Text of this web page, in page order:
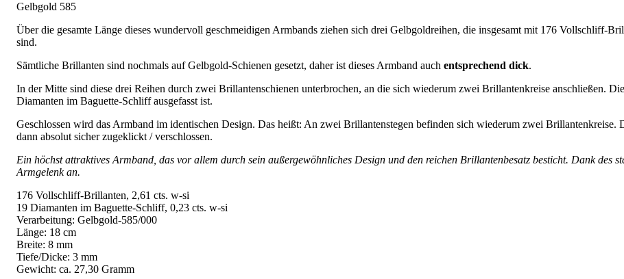
Gelbgold 585
Über die gesamte Länge dieses wundervoll geschmeidigen Armbands ziehen sich drei Gelbgoldreihen, die insgesamt mit 176 Vollschliff-
sind.
Sämtliche Brillanten sind nochmals auf Gelbgold-Schienen gesetzt, daher ist dieses Armband auch entsprechend dick.
In der Mitte sind diese drei Reihen durch zwei Brillantenschienen unterbrochen, an die sich wiederum zwei Brillantenkreise anschließen.
Diamanten im Baguette-Schliff ausgefasst ist.
Geschlossen wird das Armband im identischen Design. Das heißt: An zwei Brillantenstegen befinden sich wiederum zwei
dann absolut sicher zugeklickt / verschlossen.
Ein höchst attraktives Armband, das vor allem durch sein außergewöhnliches Design und den reichen Brillantenbesatz besticht. Dank des
Armgelenk an.
176 Vollschliff-Brillanten, 2,61 cts. w-si
19 Diamanten im Baguette-Schliff, 0,23 cts. w-si
Verarbeitung: Gelbgold-585/000
Länge: 18 cm
Breite: 8 mm
Tiefe/Dicke: 3 mm
Gewicht: ca. 27,30 Gramm